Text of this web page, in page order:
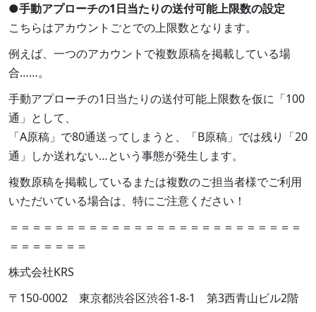
●手動アプローチの1日当たりの送付可能上限数の設定
こちらはアカウントごとでの上限数となります。
例えば、一つのアカウントで複数原稿を掲載している場
合……。
手動アプローチの1日当たりの送付可能上限数を仮に「100
通」として、
「A原稿」で80通送ってしまうと、「B原稿」では残り「20
通」しか送れない…という事態が発生します。
複数原稿を掲載しているまたは複数のご担当者様でご利用
いただいている場合は、特にご注意ください！
＝＝＝＝＝＝＝＝＝＝＝＝＝＝＝＝＝＝＝＝＝＝＝＝＝＝
＝＝＝＝＝＝＝
株式会社KRS
〒150-0002 東京都渋谷区渋谷1-8-1 第3西青山ビル2階